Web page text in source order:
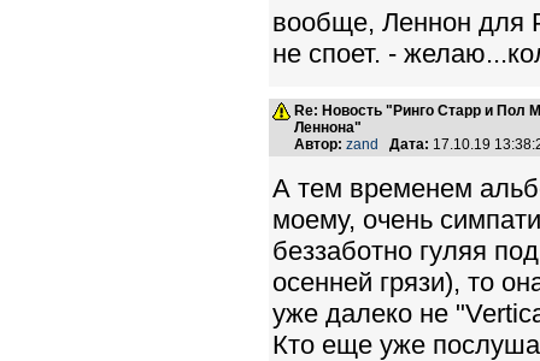
вообще, Леннон для
не споет. -
Re: Новость "Ринго Старр и Пол
Леннона"
Автор: zand Дата: 17.10.19
А тем временем
моему, очень
беззаботно гуляя
осенней грязи), то
уже далеко не
Кто еще уже